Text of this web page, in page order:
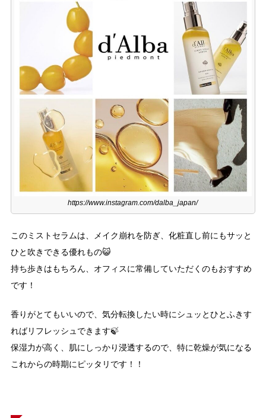
https://www.instagram.com/dalba_japan/
このミストセラムは、メイク崩れを防ぎ、化粧直し前にもサッと
ひと吹きできる優れもの😺
持ち歩きはもちろん、オフィスに常備していただくのもおすすめ
です！
香りがとてもいいので、気分転換したい時にシュッとひとふきす
ればリフレッシュできます🍃
保湿力が高く、肌にしっかり浸透するので、特に乾燥が気になる
これからの時期にピッタリです！！